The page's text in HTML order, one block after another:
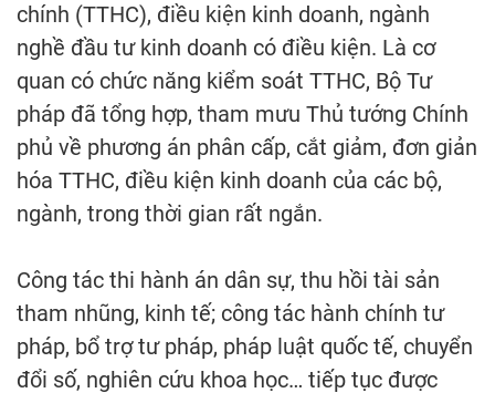
chính (TTHC), điều kiện kinh doanh, ngành
nghề đầu tư kinh doanh có điều kiện. Là cơ
quan có chức năng kiểm soát TTHC, Bộ Tư
pháp đã tổng hợp, tham mưu Thủ tướng Chính
phủ về phương án phân cấp, cắt giảm, đơn giản
hóa TTHC, điều kiện kinh doanh của các bộ,
ngành, trong thời gian rất ngắn.
Công tác thi hành án dân sự, thu hồi tài sản
tham nhũng, kinh tế; công tác hành chính tư
pháp, bổ trợ tư pháp, pháp luật quốc tế, chuyển
đổi số, nghiên cứu khoa học… tiếp tục được